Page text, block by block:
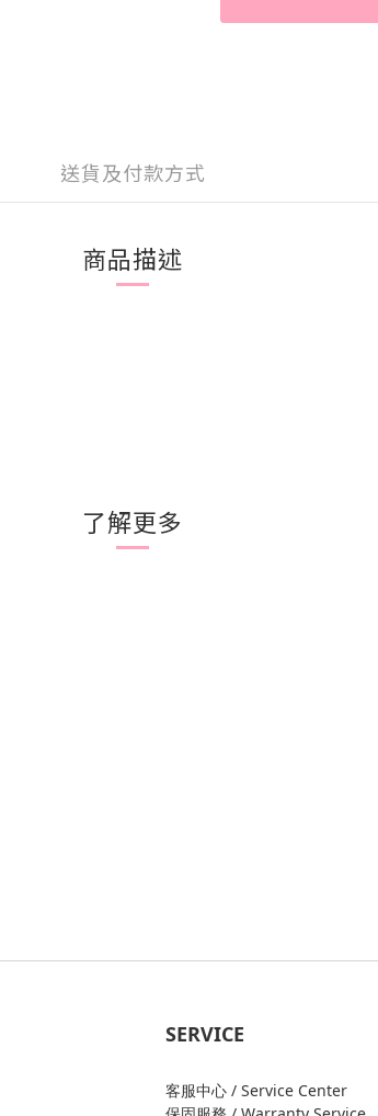
送貨及付款方式
商品描述
了解更多
SERVICE
客服中心 / Service Center